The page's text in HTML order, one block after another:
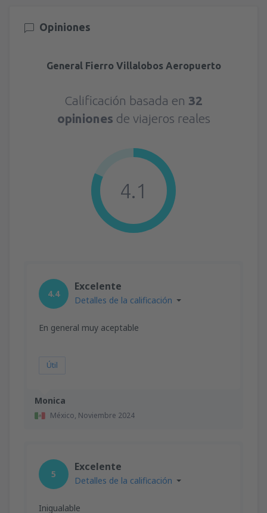
Opiniones
General Fierro Villalobos Aeropuerto
Calificación basada en 32
opiniones de viajeros reales
4.1
Monica
México, Noviembre 2024
4.4
Excelente
Detalles de la calificación
En general muy aceptable
Útil
5
Excelente
Detalles de la calificación
Inigualable